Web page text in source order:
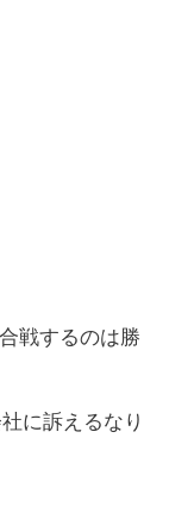
戦するのは勝
に訴えるなり